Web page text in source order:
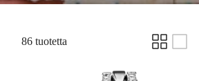
86 tuotetta